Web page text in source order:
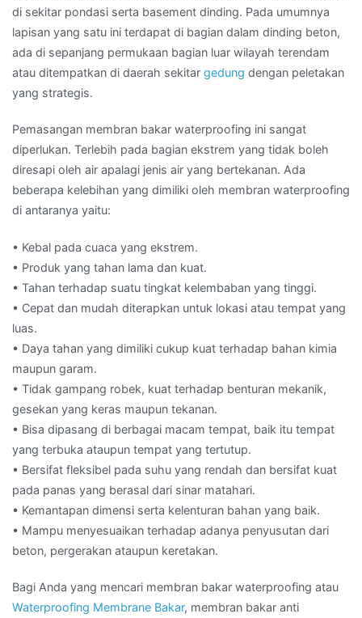
di sekitar pondasi serta basement dinding. Pada umumnya
lapisan yang satu ini terdapat di bagian dalam dinding beton,
ada di sepanjang permukaan bagian luar wilayah terendam
atau ditempatkan di daerah sekitar gedung dengan peletakan
yang strategis.
Pemasangan membran bakar waterproofing ini sangat
diperlukan. Terlebih pada bagian ekstrem yang tidak boleh
diresapi oleh air apalagi jenis air yang bertekanan. Ada
beberapa kelebihan yang dimiliki oleh membran waterproofing
di antaranya yaitu:
• Kebal pada cuaca yang ekstrem.
• Produk yang tahan lama dan kuat.
• Tahan terhadap suatu tingkat kelembaban yang tinggi.
• Cepat dan mudah diterapkan untuk lokasi atau tempat yang
luas.
• Daya tahan yang dimiliki cukup kuat terhadap bahan kimia
maupun garam.
• Tidak gampang robek, kuat terhadap benturan mekanik,
gesekan yang keras maupun tekanan.
• Bisa dipasang di berbagai macam tempat, baik itu tempat
yang terbuka ataupun tempat yang tertutup.
• Bersifat fleksibel pada suhu yang rendah dan bersifat kuat
pada panas yang berasal dari sinar matahari.
• Kemantapan dimensi serta kelenturan bahan yang baik.
• Mampu menyesuaikan terhadap adanya penyusutan dari
beton, pergerakan ataupun keretakan.
Bagi Anda yang mencari membran bakar waterproofing atau
Waterproofing Membrane Bakar, membran bakar anti